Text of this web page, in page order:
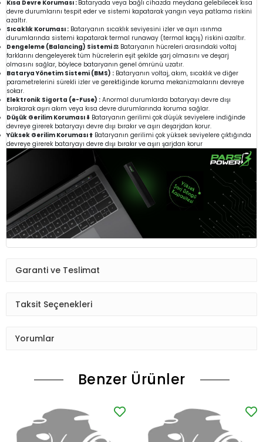
Kısa Devre Koruması : Bataryada veya bağlı cihazda meydana gelebilecek kısa
devre durumlarını tespit eder ve sistemi kapatarak yangın veya patlama riskini
azaltır.
Sıcaklık Koruması : Bataryanın sıcaklık seviyesini izler ve aşırı ısınma
durumlarında sistemi kapatarak termal runaway (termal kaçış) riskini azaltır.
Dengeleme (Balancing) Sistemi ⚖️ Bataryanın hücreleri arasındaki voltaj
farklarını dengeleyerek tüm hücrelerin eşit şekilde şarj olmasını ve deşarj
olmasını sağlar, böylece bataryanın genel ömrünü uzatır.
Batarya Yönetim Sistemi (BMS) : Bataryanın voltaj, akım, sıcaklık ve diğer
parametrelerini sürekli izler ve gerektiğinde koruma mekanizmalarını devreye
sokar.
Elektronik Sigorta (e-Fuse) : Anormal durumlarda bataryayı devre dışı
bırakarak aşırı akım veya kısa devre durumlarında koruma sağlar.
Düşük Gerilim Koruması ⬇️ Bataryanın gerilimi çok düşük seviyelere indiğinde
devreye girerek bataryayı devre dışı bırakır ve aşırı deşarjdan korur.
Yüksek Gerilim Koruması ⬆️ Bataryanın gerilimi çok yüksek seviyelere çıktığında
devreye girerek bataryayı devre dışı bırakır ve aşırı şarjdan korur
Garanti ve Teslimat
Taksit Seçenekleri
Yorumlar
Benzer Ürünler